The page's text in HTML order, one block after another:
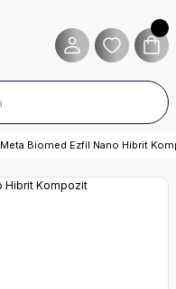
Meta Biomed Ezfil Nano Hibrit